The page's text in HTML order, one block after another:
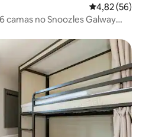
4,82 de uma
4,82 (56)
no Snoozles Galway